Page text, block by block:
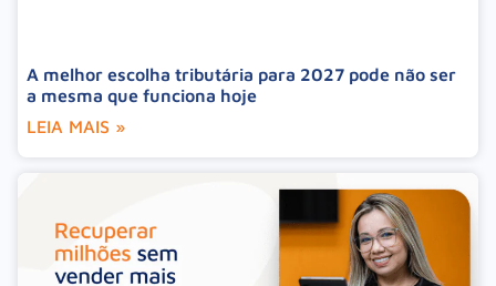
A melhor escolha tributária para 2027 pode não ser
a mesma que funciona hoje
LEIA MAIS »